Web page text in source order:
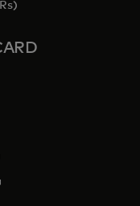
pestaña nueva
una pestaña nueva
abre en una pestaña
abre en una pestaña